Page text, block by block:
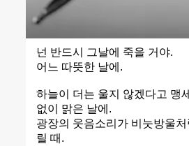
넌 반드시 그날에 죽을 거야.
어느 따뜻한 날에.
하늘이 더는 울지 않겠다고 맹
없이 맑은 날에.
광장의 웃음소리가 비눗방울
릴 때.